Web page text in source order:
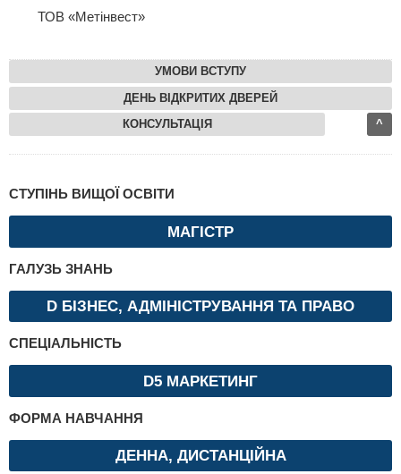
ТОВ «Метінвест»
УМОВИ ВСТУПУ
ДЕНЬ ВІДКРИТИХ ДВЕРЕЙ
КОНСУЛЬТАЦІЯ ^
СТУПІНЬ ВИЩОЇ ОСВІТИ
МАГІСТР
ГАЛУЗЬ ЗНАНЬ
D БІЗНЕС, АДМІНІСТРУВАННЯ ТА ПРАВО
СПЕЦІАЛЬНІСТЬ
D5 МАРКЕТИНГ
ФОРМА НАВЧАННЯ
ДЕННА, ДИСТАНЦІЙНА